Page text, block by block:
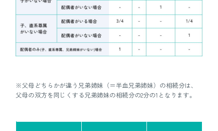
※父母どちらかが違う兄弟姉妹（＝半血兄弟姉妹）の相続分は、
父母の双方を同じくする兄弟姉妹の相続分の2分の1となります。